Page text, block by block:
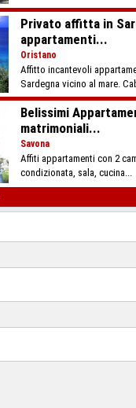
Privato affitta in
appartamenti...
Oristano
Affitto incantevoli
Sardegna vicino al mare.
Belissimi
matrimoniali...
Savona
Affiti appartamenti con 2
condizionata, sala, cucina...